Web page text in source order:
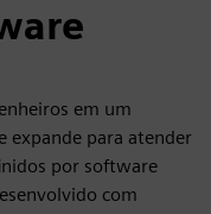
em um
expande para atender
por software
com